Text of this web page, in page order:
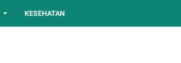
KESEHATAN